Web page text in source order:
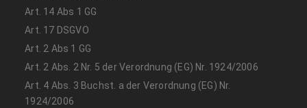
Art. 14 Abs 1 GG
Art. 17 DSGVO
Art. 2 Abs 1 GG
Art. 2 Abs. 2 Nr. 5 der Verordnung (EG) Nr. 1924/2006
Art. 4 Abs. 3 Buchst. a der Verordnung (EG) Nr.
1924/2006